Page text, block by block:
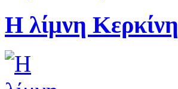
Η λίμνη Κερκίνη